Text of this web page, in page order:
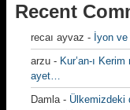
Recent
recaı ayvaz - İyon
arzu - Kur’an-ı
ayet…
Damla- Ülkemizdeki